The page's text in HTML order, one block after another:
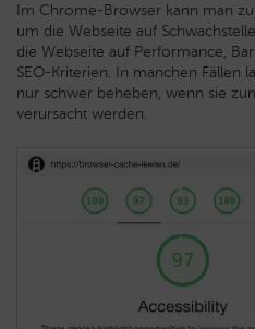
Im Chrome-Browser kann man
um die Webseite auf
die Webseite auf Performance,
SEO-Kriterien. In manchen Fällen
nur schwer beheben, wenn sie
verursacht werden.